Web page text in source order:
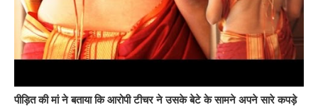
पीड़ित की मां ने बताया कि आरोपी टीचर ने उसके बेटे के सामने अपने सारे कपड़े